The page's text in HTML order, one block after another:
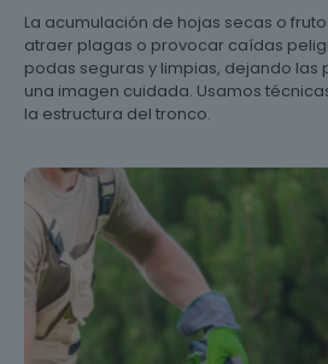
La acumulación de hojas secas o
atraer plagas o provocar caídas
podas seguras y limpias, dejando las
una imagen cuidada. Usamos
la estructura del tronco.